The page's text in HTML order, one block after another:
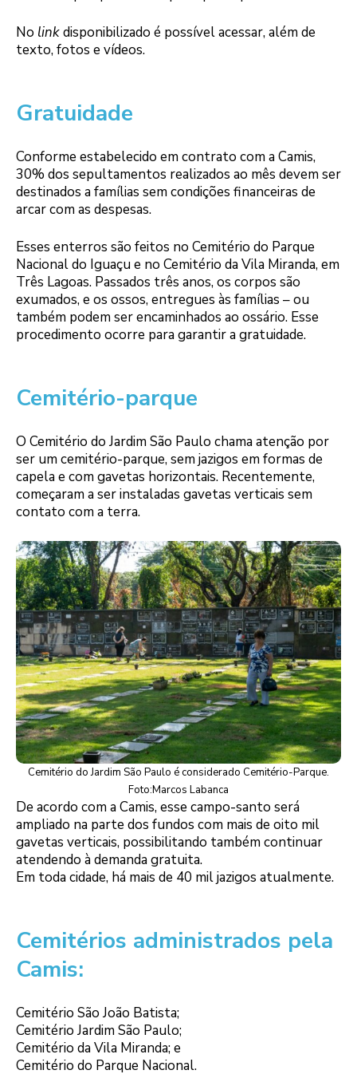
No linkdisponibilizado é possível acessar, além de
texto, fotos e vídeos.
Gratuidade
Conforme estabelecido em contrato com a Camis,
30% dos sepultamentos realizados ao mês devem ser
destinados a famílias sem condições financeiras de
arcar com as despesas.
Esses enterros são feitos no Cemitério do Parque
Nacional do Iguaçu e no Cemitério da Vila Miranda, em
Três Lagoas. Passados três anos, os corpos são
exumados, e os ossos, entregues às famílias – ou
também podem ser encaminhados ao ossário. Esse
procedimento ocorre para garantir a gratuidade.
Cemitério-parque
O Cemitério do Jardim São Paulo chama atenção por
ser um cemitério-parque, sem jazigos em formas de
capela e com gavetas horizontais. Recentemente,
começaram a ser instaladas gavetas verticais sem
contato com a terra.
Cemitério do Jardim São Paulo é considerado Cemitério-Parque.
Foto:Marcos Labanca
De acordo com a Camis, esse campo-santo será
ampliado na parte dos fundos com mais de oito mil
gavetas verticais, possibilitando também continuar
atendendo à demanda gratuita.
Em toda cidade, há mais de 40 mil jazigos atualmente.
Cemitérios administrados pela
Camis:
Cemitério São João Batista;
Cemitério Jardim São Paulo;
Cemitério da Vila Miranda; e
Cemitério do Parque Nacional.